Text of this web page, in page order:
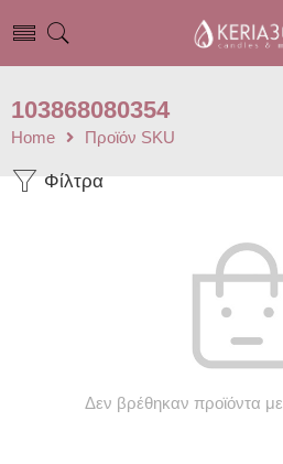
103868080354
Home Προϊόν SKU
Φίλτρα
Δεν βρέθηκαν προϊόντα με